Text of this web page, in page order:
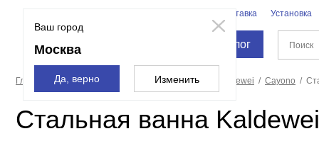
Ваш город
Москва
Да, верно Изменить
Доставка Установка
Каталог
Главная страница Стальные ванны Kaldewei Cayono
Стальная ванна